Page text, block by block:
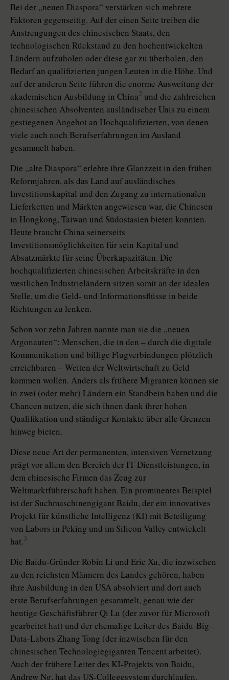
Bei der „neuen Diaspora“ verstärken sich mehrere
Faktoren gegenseitig. Auf der einen Seite treiben die
Anstrengungen des chinesischen Staats, den
technologischen Rückstand zu den hochentwickelten
Ländern aufzuholen oder diese gar zu überholen, den
Bedarf an qualifizierten jungen Leuten in die Höhe. Und
auf der anderen Seite führen die enorme Ausweitung der
akademischen Ausbildung in China2 und die zahlreichen
chinesischen Absolventen ausländischer Unis zu einem
gestiegenen Angebot an Hochqualifizierten, von denen
viele auch noch Berufserfahrungen im Ausland
gesammelt haben.
Die „alte Diaspora“ erlebte ihre Glanzzeit in den frühen
Reformjahren, als das Land auf ausländisches
Investitionskapital und den Zugang zu internationalen
Lieferketten und Märkten angewiesen war, die Chinesen
in Hongkong, Taiwan und Südostasien bieten konnten.
Heute braucht China seinerseits
Investitionsmöglichkeiten für sein Kapital und
Absatzmärkte für seine Überkapazitäten. Die
hochqualifizierten chinesischen Arbeitskräfte in den
westlichen Industrieländern sitzen somit an der idealen
Stelle, um die Geld- und Informationsflüsse in beide
Richtungen zu lenken.
Schon vor zehn Jahren nannte man sie die „neuen
Argonauten“: Menschen, die in den – durch die digitale
Kommunikation und billige Flugverbindungen plötzlich
erreichbaren – Weiten der Weltwirtschaft zu Geld
kommen wollen. Anders als frühere Migranten können sie
in zwei (oder mehr) Ländern ein Standbein haben und die
Chancen nutzen, die sich ihnen dank ihrer hohen
Qualifikation und ständiger Kontakte über alle Grenzen
hinweg bieten.
Diese neue Art der permanenten, intensiven Vernetzung
prägt vor allem den Bereich der IT-Dienstleistungen, in
dem chinesische Firmen das Zeug zur
Weltmarktführerschaft haben. Ein prominentes Beispiel
ist der Suchmaschinengigant Baidu, der ein innovatives
Projekt für künstliche Intelligenz (KI) mit Beteiligung
von Labors in Peking und im Silicon Valley entwickelt
hat.3
Die Baidu-Gründer Robin Li und Eric Xu, die inzwischen
zu den reichsten Männern des Landes gehören, haben
ihre Ausbildung in den USA absolviert und dort auch
erste Berufserfahrungen gesammelt, genau wie der
heutige Geschäftsführer Qi Lu (der zuvor für Microsoft
gearbeitet hat) und der ehemalige Leiter des Baidu-Big-
Data-Labors Zhang Tong (der inzwischen für den
chinesischen Technologiegiganten Tencent arbeitet).
Auch der frühere Leiter des KI-Projekts von Baidu,
Andrew Ng, hat das US-Collegesystem durchlaufen.